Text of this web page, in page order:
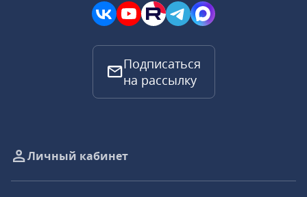
Подписаться
на рассылку
Личный кабинет